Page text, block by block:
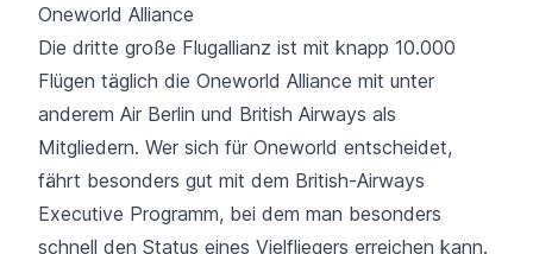
Oneworld Alliance
Die dritte große Flugallianz ist mit knapp 10.000
Flügen täglich die Oneworld Alliance mit unter
anderem Air Berlin und British Airways als
Mitgliedern. Wer sich für Oneworld entscheidet,
fährt besonders gut mit dem British-Airways
Executive Programm, bei dem man besonders
schnell den Status eines Vielfliegers erreichen kann.